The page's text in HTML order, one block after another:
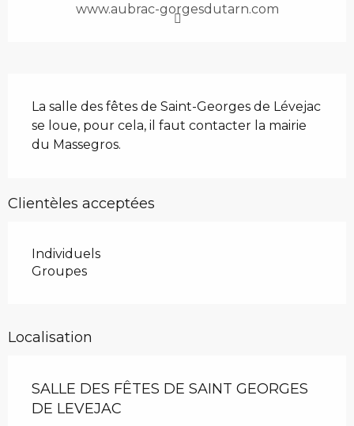
www.aubrac-gorgesdutarn.com
La salle des fêtes de Saint-Georges de Lévejac
se loue, pour cela, il faut contacter la mairie
du Massegros.
Clientèles acceptées
Individuels
Groupes
Localisation
SALLE DES FÊTES DE SAINT GEORGES
DE LEVEJAC